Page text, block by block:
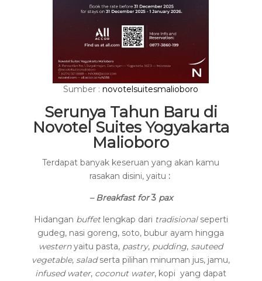
Sumber :novotelsuitesmalioboro
Serunya Tahun Baru di
Novotel Suites Yogyakarta
Malioboro
Terdapat banyak keseruan yang akan kamu
rasakan disini, yaitu :
– Breakfast for3 pax
Hidangan buffetlengkap dari tradisional seperti
gudeg, nasi goreng, soto, bubur ayam hingga
westernyaitu pasta, pastry, pudding, sauteed
vegetable, saladserta pilihan minuman jus, jamu,
infused water, coconut water, kopi yang dapat